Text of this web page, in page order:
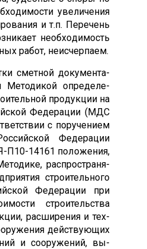
уве­личе­ния
и т.п. Пе­речень
не­об­хо­димость
ра­бот, не­ис­черпа­ем.
смет­ной до­кумен­та­
Ме­тоди­кой оп­ре­деле­
про­дук­ции на
Фе­дера­ции (МДС
с по­руче­ни­ем
Фе­дера­ции
П10-14161 по­ложе­ния,
рас­простра­ня­
стро­итель­но­го
Фе­дера­ции при
стро­итель­ства
рас­ши­рения и тех­
дей­ству­ющих
и со­ору­жений, вы­